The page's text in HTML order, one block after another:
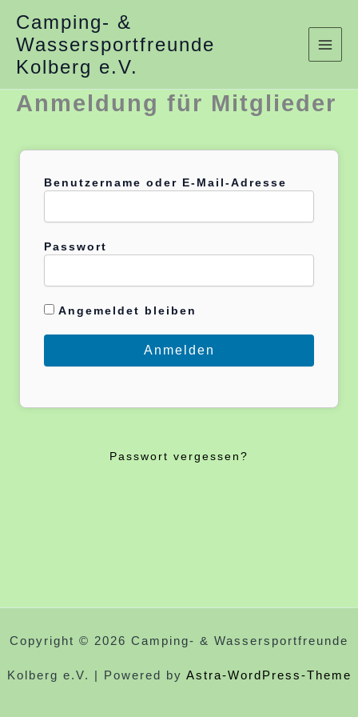
Zum
Inhalt
Camping- &
Wassersportfreunde
Kolberg e.V.
Anmeldung für Mitglieder
Benutzername oder E-Mail-Adresse
Passwort
Angemeldet bleiben
Passwort vergessen?
Copyright © 2026 Camping- & Wassersportfreunde
Kolberg e.V. | Powered by Astra-WordPress-Theme